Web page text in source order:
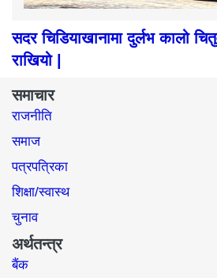
सदर चिडियाखानामा दुर्लभ कालो
राखियो |
समाचार
राजनीति
समाज​
पत्रपत्रिका
शिक्षा/स्वास्थ
चुनाव
अर्थतन्त्र
बैंक